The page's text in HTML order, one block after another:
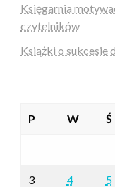
Księgarnia
czytelników
Książki o sukcesie
P W Ś
3 4 5